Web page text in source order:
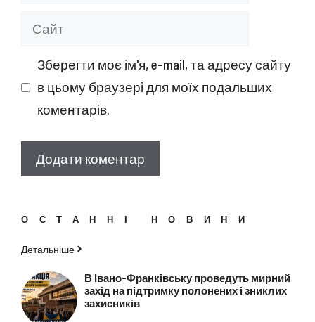
Сайт
Зберегти моє ім'я, e-mail, та адресу сайту
в цьому браузері для моїх подальших
коментарів.
ОСТАННІ НОВИНИ
Детальніше
В Івано-Франківську проведуть мирний
захід на підтримку полонених і зниклих
захисників